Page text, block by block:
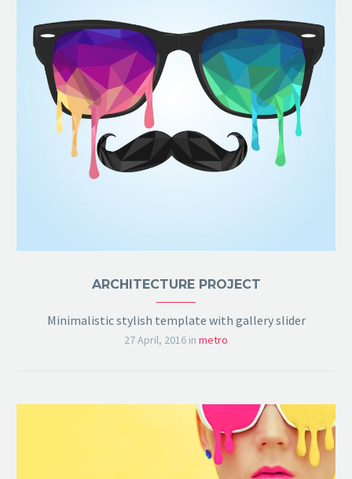
ARCHITECTURE PROJECT
Minimalistic stylish template with gallery slider
27 April, 2016 in metro